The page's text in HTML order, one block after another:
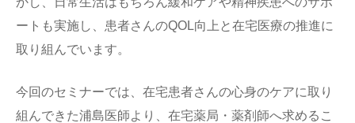
ートも実施し、患者さんのQOL向上と在宅医療の推進に
取り組んでいます。
今回のセミナーでは、在宅患者さんの心身のケアに取り
組んできた浦島医師より、在宅薬局・薬剤師へ求めるこ